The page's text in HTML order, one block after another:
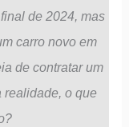
de 2024, mas
carro novo em
de contratar um
realidade, o que